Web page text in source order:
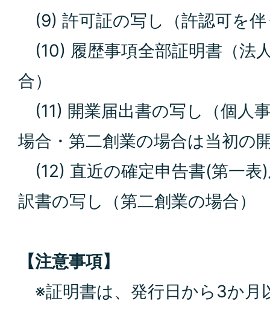
(9) 許可証の写し（許認可を
(10) 履歴事項全部証明書（法
合）
(11) 開業届出書の写し（個人
場合・第二創業の場合は当初の
(12) 直近の確定申告書(第一表
訳書の写し（第二創業の場合）
【注意事項】
※証明書は、発行日から3か月